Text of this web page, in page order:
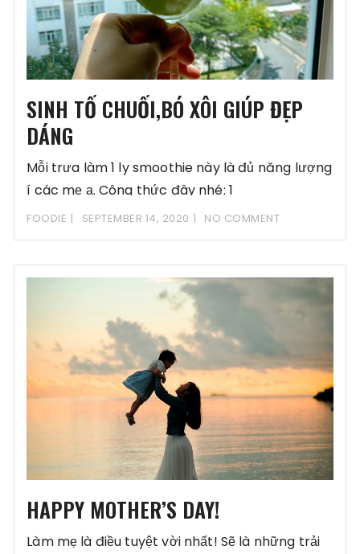
SINH TỐ CHUỐI,BÓ XÔI GIÚP ĐẸP
DÁNG
Mỗi trưa làm 1 ly smoothie này là đủ năng lượng
í các mẹ ạ. Công thức đây nhé: 1
FOODIE SEPTEMBER 14, 2020 NO COMMENT
HAPPY MOTHER’S DAY!
Làm mẹ là điều tuyệt vời nhất! Sẽ là những trải